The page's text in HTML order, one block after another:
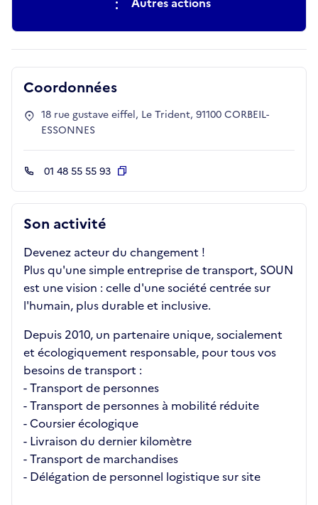
Son activité
Devenez acteur du changement !
Plus qu'une simple entreprise de transport, SOUN
est une vision : celle d'une société centrée sur
l'humain, plus durable et inclusive.
Depuis 2010, un partenaire unique, socialement
et écologiquement responsable, pour tous vos
besoins de transport :
- Transport de personnes
- Transport de personnes à mobilité réduite
- Coursier écologique
- Livraison du dernier kilomètre
- Transport de marchandises
- Délégation de personnel logistique sur site
Coordonnées
18 rue gustave eiffel, Le Trident, 91100 CORBEIL-
ESSONNES
01 48 55 55 93